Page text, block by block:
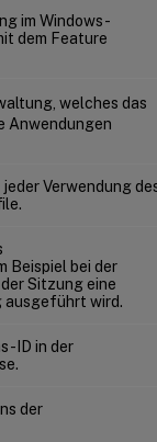
im Windows-
dem Feature
welches das
Anwendungen
Verwendung
Beispiel bei der
Sitzung eine
ausgeführt wird.
ID in der
der